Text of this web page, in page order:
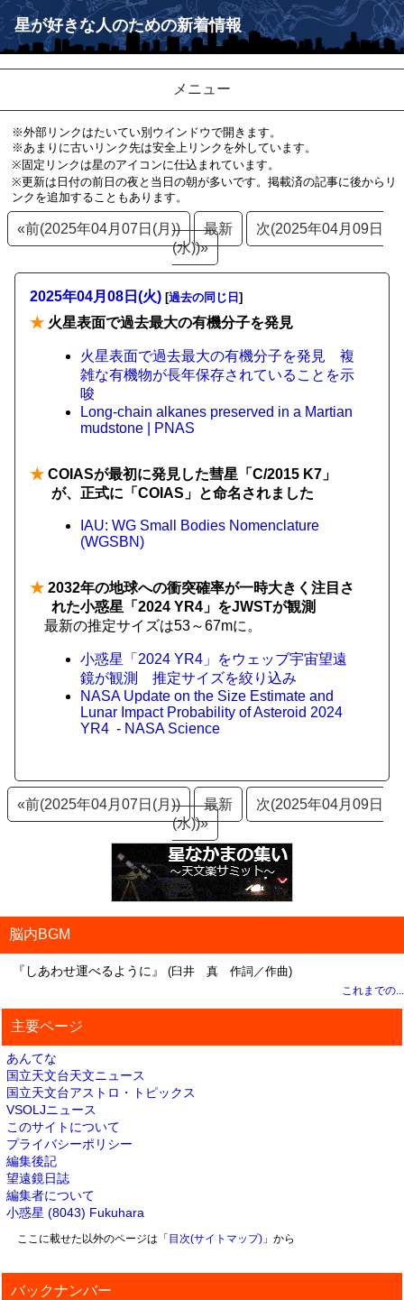
星が好きな人のための新着情報
メニュー
※外部リンクはたいてい別ウインドウで開きます。
※あまりに古いリンク先は安全上リンクを外しています。
※固定リンクは星のアイコンに仕込まれています。
※更新は日付の前日の夜と当日の朝が多いです。掲載済の記事に後からリ
ンクを追加することもあります。
«前(2025年04月07日(月)) 最新
次(2025年04月09日
(水))»
2025年04月08日(火) [過去の同じ日 ]
★ 火星表面で過去最大の有機分子を発見
火星表面で過去最大の有機分子を発見 複
雑な有機物が長年保存されていることを示
唆
Long-chain alkanes preserved in a Martian
mudstone | PNAS
★ COIASが最初に発見した彗星「C/2015 K7」
が、正式に「COIAS」と命名されました
IAU: WG Small Bodies Nomenclature
(WGSBN)
★ 2032年の地球への衝突確率が一時大きく注目さ
れた小惑星「2024 YR4」をJWSTが観測
最新の推定サイズは53～67mに。
小惑星「2024 YR4」をウェッブ宇宙望遠
鏡が観測 推定サイズを絞り込み
NASA Update on the Size Estimate and
Lunar Impact Probability of Asteroid 2024
YR4 - NASA Science
«前(2025年04月07日(月)) 最新
次(2025年04月09日
(水))»
脳内BGM
『しあわせ運べるように』 (臼井 真 作詞／作曲)
これまでの...
主要ページ
あんてな
国立天文台天文ニュース
国立天文台アストロ・トピックス
VSOLJニュース
このサイトについて
プライバシーポリシー
編集後記
望遠鏡日誌
編集者について
小惑星 (8043) Fukuhara
ここに載せた以外のページは「 目次(サイトマップ)」から
バックナンバー